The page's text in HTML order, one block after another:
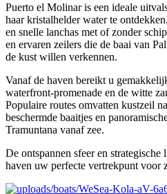
Puerto el Molinar is een ideale
haar kristalhelder water te
en snelle lanchas met of zonder
en ervaren zeilers die de baai van
de kust willen verkennen.
Vanaf de haven bereikt u
waterfront-promenade en de witte
Populaire routes omvatten kustzeil
beschermde baaitjes en
Tramuntana vanaf zee.
De ontspannen sfeer en
haven uw perfecte vertrekpunt voor